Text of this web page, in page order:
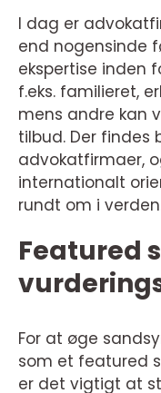
I dag er
end nogensinde
ekspertise inden
f.eks. familieret,
mens andre kan
tilbud. Der findes
advokatfirmaer,
internationalt
rundt om i
Featured
For at øge
som et featured
er det vigtigt at